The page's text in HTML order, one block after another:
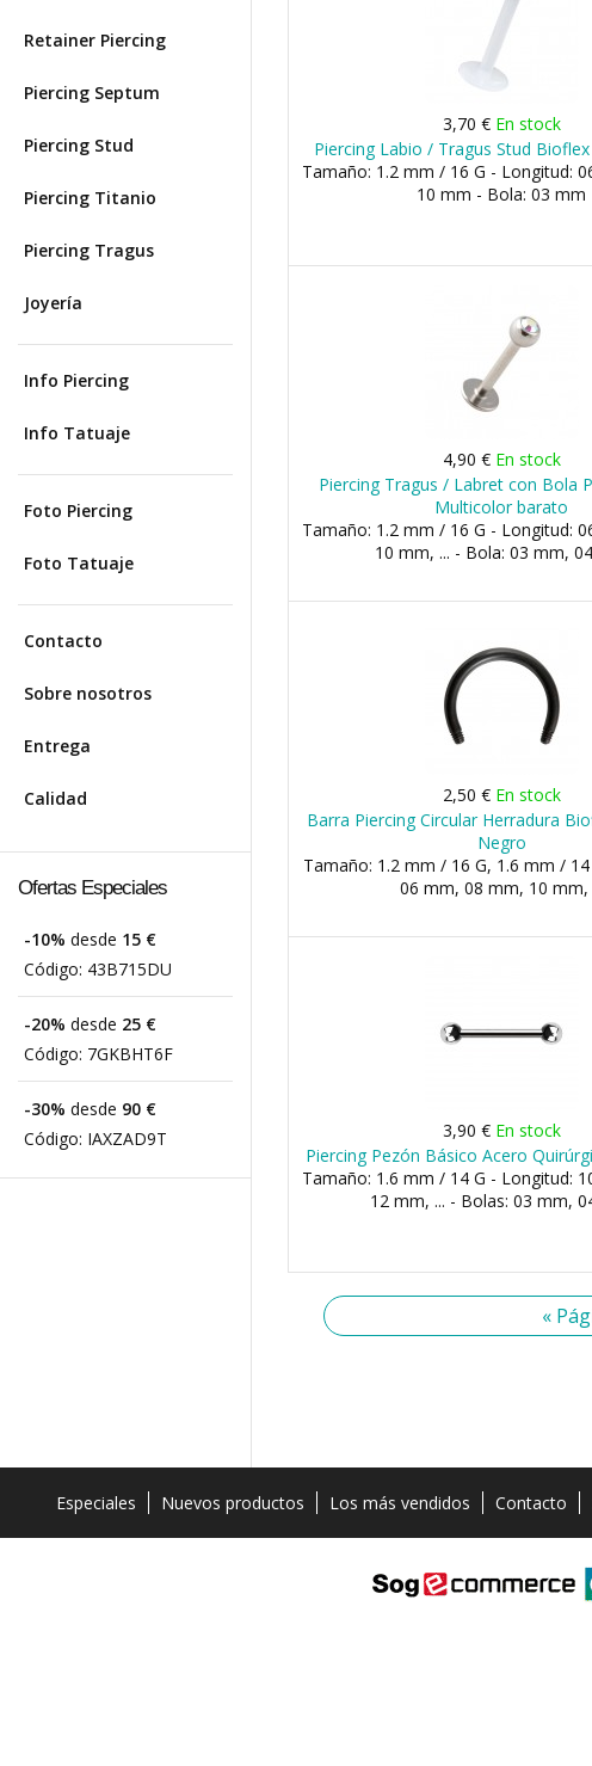
Retainer Piercing
Piercing Septum
Piercing Stud
Piercing Titanio
Piercing Tragus
Joyería
Info Piercing
Info Tatuaje
Foto Piercing
Foto Tatuaje
Contacto
Sobre nosotros
Entrega
Calidad
Ofertas Especiales
-10% desde 15 €
Código: 43B715DU
-20% desde 25 €
Código: 7GKBHT6F
-30% desde 90 €
Código: IAXZAD9T
3,70 € En stock
Piercing Labio / Tragus Stud
Tamaño: 1.2 mm / 16 G - Longitud:
10 mm - Bola: 03 mm
4,90 € En stock
Piercing Tragus / Labret con Bola
Multicolor barato
Tamaño: 1.2 mm / 16 G - Longitud:
10 mm, ... - Bola: 03 mm,
2,50 € En stock
Barra Piercing Circular Herradura
Negro
Tamaño: 1.2 mm / 16 G, 1.6 mm /
06 mm, 08 mm, 10 mm,
3,90 € En stock
Piercing Pezón Básico Acero
Tamaño: 1.6 mm / 14 G - Longitud:
12 mm, ... - Bolas: 03 mm,
«
Especiales Nuevos productos Los más vendidos Contacto